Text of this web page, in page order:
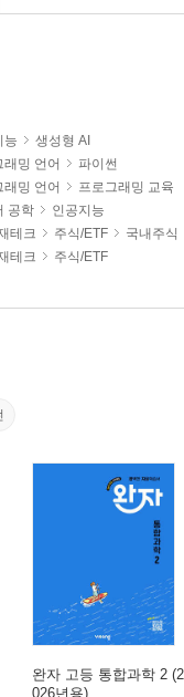
능
생성형 AI
래밍 언어
파이썬
래밍 언어
프로그래밍 교육
공학
인공지능
테크 주식/ETF
국내주식
테크 주식/ETF
완자 고등 통합과학 2 (2
026년용)